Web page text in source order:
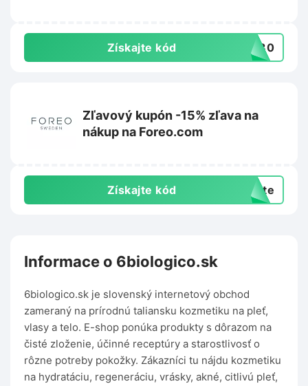
Získajte kód VE30
Zľavový kupón -15% zľava na
nákup na Foreo.com
Získajte kód exte
Informace o 6biologico.sk
6biologico.sk je slovenský internetový obchod
zameraný na prírodnú taliansku kozmetiku na pleť,
vlasy a telo. E-shop ponúka produkty s dôrazom na
čisté zloženie, účinné receptúry a starostlivosť o
rôzne potreby pokožky. Zákazníci tu nájdu kozmetiku
na hydratáciu, regeneráciu, vrásky, akné, citlivú pleť,